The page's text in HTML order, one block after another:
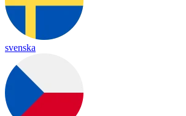
svenska